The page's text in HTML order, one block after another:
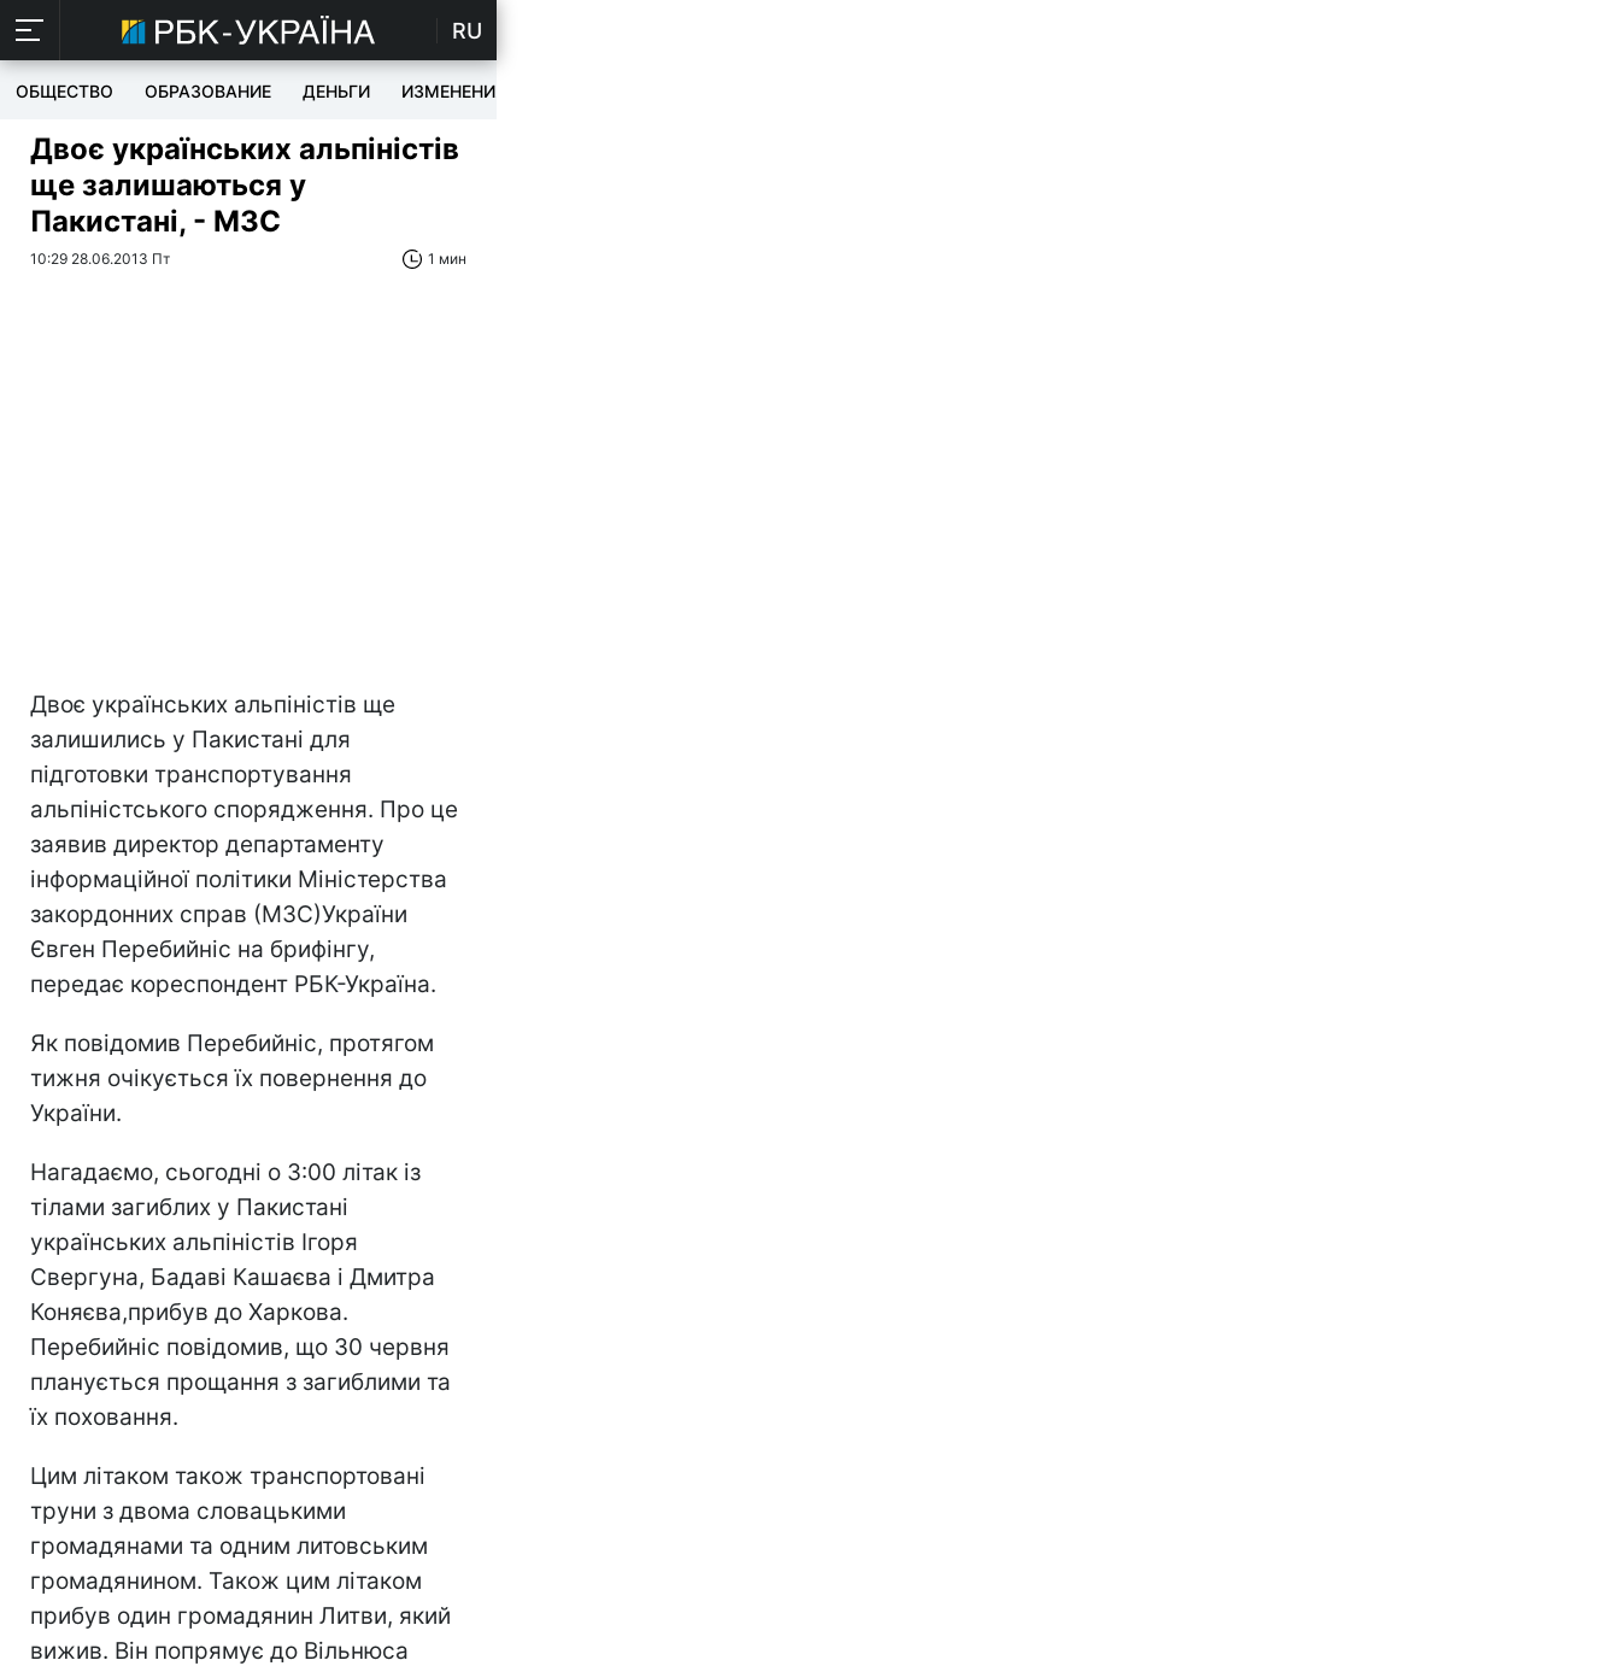
RU
ОБЩЕСТВО ОБРАЗОВАНИЕ ДЕНЬГИ ИЗМЕНЕНИЯ
Двоє українських альпіністів
ще залишаються у
Пакистані, - МЗС
10:29 28.06.2013 Пт 1 мин
Двоє українських альпіністів ще
залишились у Пакистані для
підготовки транспортування
альпіністського спорядження. Про це
заявив директор департаменту
інформаційної політики Міністерства
закордонних справ (МЗС)України
Євген Перебийніс на брифінгу,
передає кореспондент РБК-Україна.
Як повідомив Перебийніс, протягом
тижня очікується їх повернення до
України.
Нагадаємо, сьогодні о 3:00 літак із
тілами загиблих у Пакистані
українських альпіністів Ігоря
Свергуна, Бадаві Кашаєва і Дмитра
Коняєва,прибув до Харкова.
Перебийніс повідомив, що 30 червня
планується прощання з загиблими та
їх поховання.
Цим літаком також транспортовані
труни з двома словацькими
громадянами та одним литовським
громадянином. Також цим літаком
прибув один громадянин Литви, який
вижив. Він попрямує до Вільнюса